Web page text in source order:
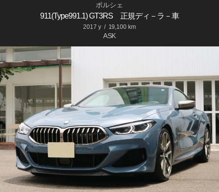
ポルシェ
911(Type991.1) GT3RS 正規ディ－ラ－車
2017 y / 19,100 km
ASK